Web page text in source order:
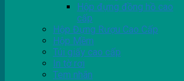
Hộp đựng đồng hồ cao
cấp
Hộp Đựng Rượu Cao Cấp
Hộp Mềm
Túi giấy cao cấp
In tờ rơi
Tem nhãn